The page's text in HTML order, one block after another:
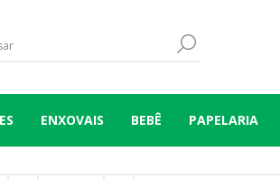
ENXOVAIS BEBÊ PAPELARIA